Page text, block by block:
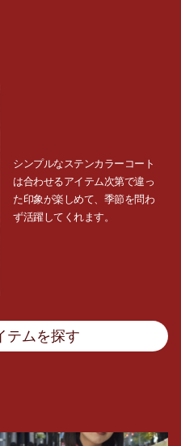
シンプルなステンカラーコート
は合わせるアイテム次第で違っ
た印象が楽しめて、季節を問わ
ず活躍してくれます。
テムを探す